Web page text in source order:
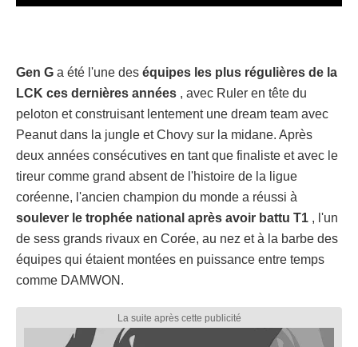
Gen G a été l'une des équipes les plus régulières de la
LCK ces dernières années , avec Ruler en tête du
peloton et construisant lentement une dream team avec
Peanut dans la jungle et Chovy sur la midane. Après
deux années consécutives en tant que finaliste et avec le
tireur comme grand absent de l'histoire de la ligue
coréenne, l'ancien champion du monde a réussi à
soulever le trophée national après avoir battu T1 , l'un
de sess grands rivaux en Corée, au nez et à la barbe des
équipes qui étaient montées en puissance entre temps
comme DAMWON.